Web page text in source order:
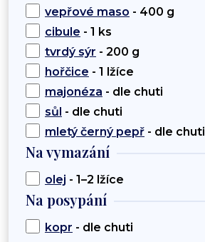
vepřové maso - 400 g
cibule - 1 ks
tvrdý sýr - 200 g
hořčice - 1 lžíce
majonéza - dle chuti
sůl - dle chuti
mletý černý pepř - dle chuti
Na vymazání
olej - 1–2 lžíce
Na posypání
kopr - dle chuti